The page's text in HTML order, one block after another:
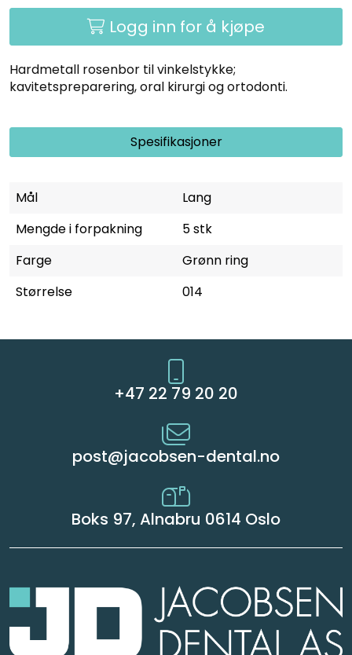
Logg inn for å kjøpe
Hardmetall rosenbor til vinkelstykke;
kavitetspreparering, oral kirurgi og ortodonti.
Spesifikasjoner
Mål
Lang
Mengde i forpakning
5 stk
Farge
Grønn ring
Størrelse
014
+47 22 79 20 20
post@jacobsen-dental.no
Boks 97, Alnabru 0614 Oslo